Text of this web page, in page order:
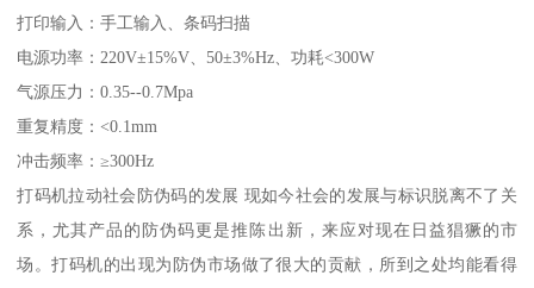
打印输入：手工输入、条码扫描
电源功率：220V±15%V、50±3%Hz、功耗<300W
气源压力：0.35--0.7Mpa
重复精度：<0.1mm
冲击频率：≥300Hz
打码机拉动社会防伪码的发展 现如今社会的发展与标识脱离不了关
系，尤其产品的防伪码更是推陈出新，来应对现在日益猖獗的市
场。打码机的出现为防伪市场做了很大的贡献，所到之处均能看得